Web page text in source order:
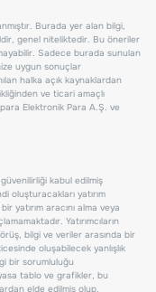
Burada yer alan bilgi,
genel niteliktedir. Bu öneriler
Sadece burada sunulan
uygun sonuçlar
halka açık kaynaklardan
ve ticari amaçlı
Elektronik Para A.Ş. ve
kabul edilmiş
oluşturacakları yatırım
yatırım aracını alma veya
Yatırımcıların
bilgi ve veriler arasında bir
oluşabilecek yanlışlık
bir sorumluluğu
tablo ve grafikler, bu
elde edilmiş olup,